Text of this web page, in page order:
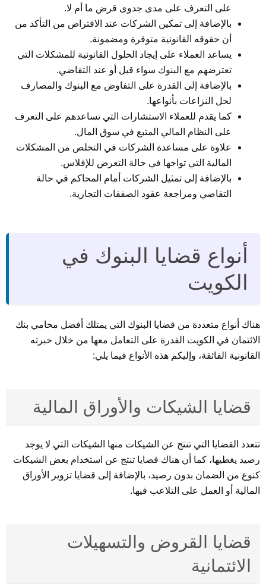
على التعرف على مدى جدوى قرض ما أم لا.
بالإضافة إلى تمكين الشركات عند الاقتراض من التأكد من
أن حقوقه القانونية متوفرة ومضمونة.
يساعد العملاء على إيجاد الحلول القانونية للمشكلات التي
تعترضهم مع البنوك سواء قبل أو عند التقاضي.
بالإضافة إلى القدرة على التفاوض مع البنوك والمصارف
لحل النزاعات بأنواعها.
كما يقدم للعملاء الاستشارات التي تساعدهم على التعرف
على النظام المالي المتبع في سوق المال.
علاوة على مساعدة الشركات في التخلص من المشكلات
المالية التي تواجها في حالة التعرض للإفلاس.
بالإضافة إلى تمثيل الشركات أمام المحاكم في حالة
التقاضي ومراجعة عقود الصفقات التجارية.
أنواع قضايا البنوك في
الكويت
هناك أنواع متعددة من قضايا البنوك التي يمتلك أفضل محامي بنك
الائتمان في الكويت القدرة على التعامل معها من خلال خبرته
القانونية الفائقة، وإليكم هذه الأنواع فيما يلي:
قضايا الشيكات والأوراق المالية
تتعدد القضايا التي تنتج عن الشيكات منها الشيكات التي لا يوجد
رصيد يغطيها، كما أن هناك قضايا تنتج عن استخدام بعض الشيكات
كنوع من الضمان بدون رصيد، بالإضافة إلى قضايا تزوير الأوراق
المالية أو العمل على التلاعب فيها.
قضايا القروض والتسهيلات
الائتمانية